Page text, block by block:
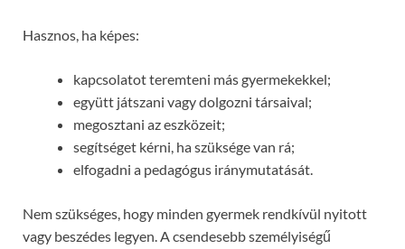
Hasznos, ha képes:
kapcsolatot teremteni más gyermekekkel;
együtt játszani vagy dolgozni társaival;
megosztani az eszközeit;
segítséget kérni, ha szüksége van rá;
elfogadni a pedagógus iránymutatását.
Nem szükséges, hogy minden gyermek rendkívül nyitott
vagy beszédes legyen. A csendesebb személyiségű